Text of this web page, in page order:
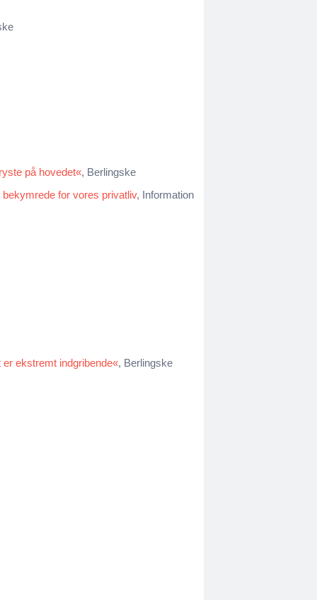
på hovedet«, Berlingske
for vores privatliv, Information
ekstremt indgribende«, Berlingske